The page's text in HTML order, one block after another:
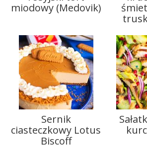
miodowy (Medovik)
Sernik
ciasteczkowy Lotus
Biscoff